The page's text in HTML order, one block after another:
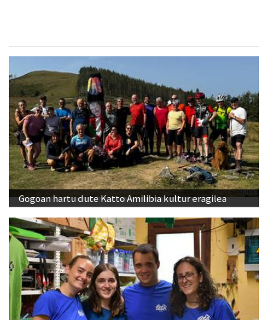
Gogoan hartu dute Katto Amilibia kultur eragilea